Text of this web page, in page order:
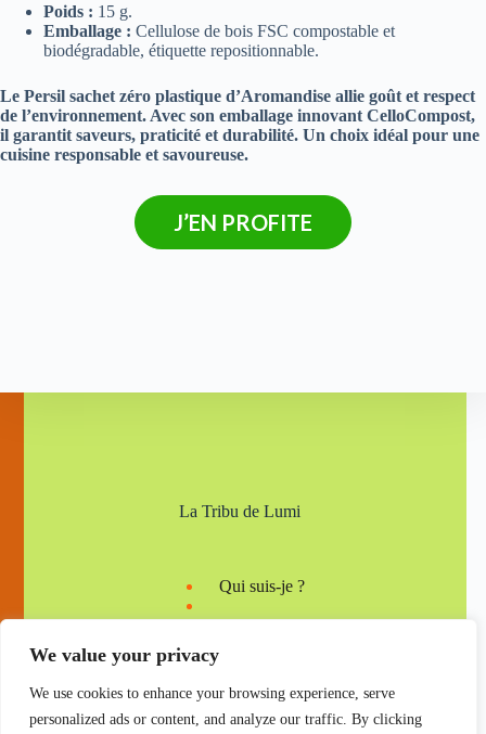
We value your privacy
We use cookies to enhance your browsing experience, serve
personalized ads or content, and analyze our traffic. By clicking
Poids : 15 g.
Emballage : Cellulose de bois FSC compostable et
biodégradable, étiquette repositionnable.
Le Persil sachet zéro plastique d’Aromandise allie goût et respect
de l’environnement. Avec son emballage innovant CelloCompost,
il garantit saveurs, praticité et durabilité. Un choix idéal pour une
cuisine responsable et savoureuse.
J’EN PROFITE
La Tribu de Lumi
Qui suis-je ?
Mentions légales
Nous contacter